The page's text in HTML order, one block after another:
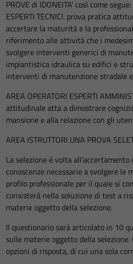
PROVE di IDONEITA’ così come
ESPERTI TECNICI. prova pratica
accertare la maturità e la
riferimento alle attività che i
svolgere interventi generici di
impiantistica idraulica su edifici e
interventi di manutenzione stradale
AREA OPERATORI ESPERTI
attitudinale atta a dimostrare
mansione e alla relazione con gli
AREA ISTRUTTORI UNA PROVA
La selezione è volta
conoscenze necessarie a svolgere le
profilo professionale per il quale si
consisterà nella soluzione di test a
materie oggetto della selezione.
Il questionario sarà articolato in 10
sulle materie oggetto della
opzioni di risposta, di cui una sola